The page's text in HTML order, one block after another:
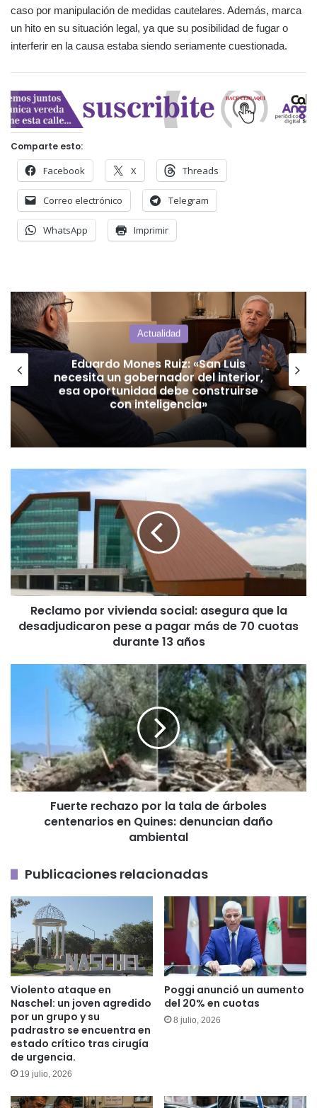
caso por manipulación de medidas cautelares. Además, marca
un hito en su situación legal, ya que su posibilidad de fugar o
interferir en la causa estaba siendo seriamente cuestionada.
Comparte esto:
Facebook X Threads
Correo electrónico Telegram
WhatsApp Imprimir
Actualidad
Jubilados Autoconvocados solicitan
audiencia con Poggi para abordar el
boleto gratuito interurbano
por
vivienda
social:
asegura
que
la
desadjudicaron
pese
pagar
Reclamo por vivienda social: asegura que la
desadjudicaron pese a pagar más de 70 cuotas
durante 13 años
de
árboles
centenarios
en
denuncian
Fuerte rechazo por la tala de árboles
centenarios en Quines: denuncian daño
ambiental
Publicaciones relacionadas
Violento ataque en
Naschel: un joven agredido
por un grupo y su
padrastro se encuentra en
estado crítico tras cirugía
de urgencia.
19 julio, 2026
Poggi anunció un aumento
del 20% en cuotas
8 julio, 2026